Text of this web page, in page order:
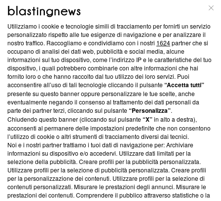
ABOUT
Questa sezione offre informazioni trasparenti su Blasting
News, sui nostri processi editoriali e su come ci impegniamo a
creare news di qualità. Inoltre, afferma la nostra aderenza a
‘Trust Project - News with Integrity’Blasting News non è
ancora membro del programma, ma ha richiesto di farne
parte; Trust Project non ha ancora effettuato una verifica di
conformità agli standard.
Su di noi
Team editoriale
Corporate
Redazione
Informativa Privacy
Utilizziamo i cookie e tecnologie simili di tracciamento per fornirti un servizio
personalizzato rispetto alle tue esigenze di navigazione e per analizzare il
nostro traffico. Raccogliamo e condividiamo con i nostri 1624partner che si
occupano di analisi dei dati web, pubblicità e social media, alcune
informazioni sul tuo dispositivo, come l’indirizzo IP e le caratteristiche del tuo
dispositivo, i quali potrebbero combinarle con altre informazioni che hai
fornito loro o che hanno raccolto dal tuo utilizzo dei loro servizi. Puoi
acconsentire all’uso di tali tecnologie cliccando il pulsante“Accetta tutti”
presente su questo banner oppure personalizzare le tue scelte, anche
eventualmente negando il consenso al trattamento dei dati personali da
parte dei partner terzi, cliccando sul pulsante“Personalizza”.
Chiudendo questo banner (cliccando sul pulsante“X”in alto a destra),
acconsenti al permanere delle impostazioni predefinite che non consentono
l’utilizzo di cookie o altri strumenti di tracciamento diversi dai tecnici.
Noi e i nostri partner trattiamo i tuoi dati di navigazione per: Archiviare
informazioni su dispositivo e/o accedervi. Utilizzare dati limitati per la
selezione della pubblicità. Creare profili per la pubblicità personalizzata.
Utilizzare profili per la selezione di pubblicità personalizzata. Creare profili
per la personalizzazione dei contenuti. Utilizzare profili per la selezione di
contenuti personalizzati. Misurare le prestazioni degli annunci. Misurare le
prestazioni dei contenuti. Comprendere il pubblico attraverso statistiche o la